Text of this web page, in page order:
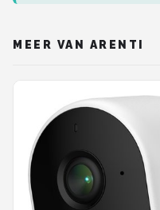
MEER VAN ARENTI